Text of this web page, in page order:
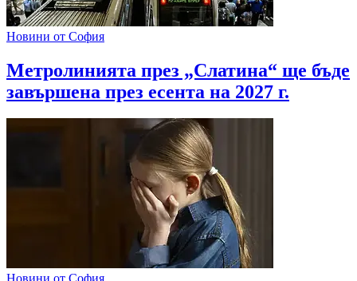
Новини от София
Метролинията през „Слатина“ ще бъде
завършена през есента на 2027 г.